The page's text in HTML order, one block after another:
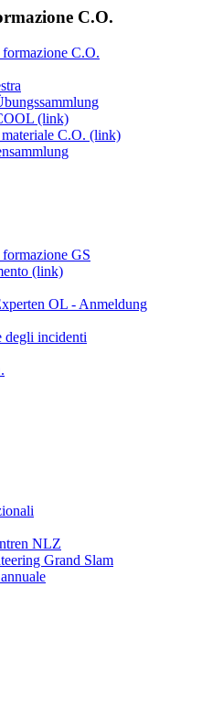
C.O.
C.O.
(link)
C.O. (link)
GS
(link)
OL - Anmeldung
degli incidenti
NLZ
Grand Slam